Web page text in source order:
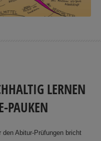
LERNEN
PAUKEN
Abitur-Prüfungen bricht